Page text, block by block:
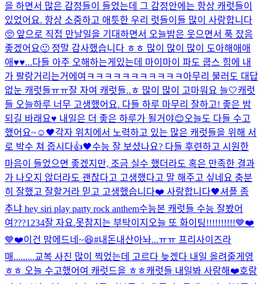
을 하면서 많은 감정들이 들었는데 그 감정안에는 항상 캐럿들이
있었어요. 항상 소중하고 애틋한 우리 럿들이들 많이 사랑합니다
🥺 앞으로 직접 만날일을 기대하면서 오늘밤은 웃으면서 푹 잤음
좋겠어요🙂 정말 감사했습니다 ㅎㅎ 많이 많이 많이 도아해애애
애♥️♥...다들 아주 오해하는게있는데 마이마이 파도 쿱스 힘에 내
가 팔랑거리는거에여ㅋㅋㅋㅋㅋㅋㅋㅋㅋㅋㅋ 아무리 불러도 대답
없눈 캐럿들ㅠㅠ잘 자여 캐럿들..ㅎ 많이 많이 고마워요 늘🤍캐럿
들 오늘하루 너무 고생했어요. 다들 하루 마무리 잘하고! 좋은 밤
되길 바래요♥️ 내일은 더 좋은 하루가 될거야😊오늘도 다들 수고
했어요~☺️ 🖤각자 위치에서 노력하고 있는 많은 캐럿들을 위해 서
로 박수 쳐 줍시다👍🖤수능 잘 보셨나요? 다들 후련하고 시원한
마음이 들었으면 좋겠지만, 조금 실수 했더라도 혹은 만족한 결과
가 나오지 않더라도 괜찮다고 고생했다고 말 해주고 싶네요 충분
히 잘했고 잘할거라 믿고 고생했습니다❤️ 사랑합니다🖤셔플 좀
추냐 hey siri play party rock anthem수능본 캐럿들 수능 잘봤어
여???1234잘 자요.못참지는 부탁이지 오늘 또 화이팅!!!!!!!!!!💙❤️
💙❤️이건 맘에드네~😆#내돈내산아놔...ㅠㅠ 프리사이즈라
매.........교복 사진 많이 찍었는데 고르다 늦겠다 내일 올려줄게영
ㅎㅎ 오늘 수고했어여 캐럿드을 ㅎㅎ캐럿들 내일봐 사랑해❤️호랑